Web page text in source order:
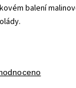
balení